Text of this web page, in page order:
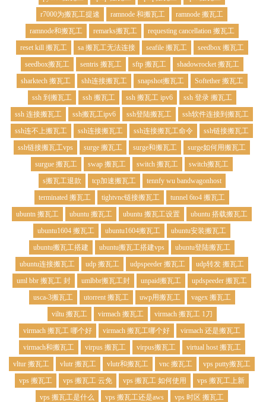
r7000为搬瓦工提速
ramnode 和搬瓦工
ramnode 搬瓦工
ramnode和搬瓦工
remarks搬瓦工
requesting cancellation 搬瓦工
reset kill 搬瓦工
sa 搬瓦工无法连接 seafile 搬瓦工
seedbox 搬瓦工
seedbox搬瓦工
sentris 搬瓦工 sftp 搬瓦工
shadowrocket 搬瓦工
sharktech 搬瓦工
shh连接搬瓦工 snapshot搬瓦工
Softether 搬瓦工
ssh 到搬瓦工
ssh 搬瓦工 ssh 搬瓦工 ipv6
ssh 登录 搬瓦工
ssh 连接搬瓦工
ssh搬瓦工ipv6 ssh登陆搬瓦工
ssh软件连接到搬瓦工
ssh连不上搬瓦工
ssh连接搬瓦工 ssh连接搬瓦工命令
ssh链接搬瓦工
ssh链接搬瓦工vps
surge 搬瓦工 surge和搬瓦工
surge如何用搬瓦工
surgue 搬瓦工
swap 搬瓦工 switch 搬瓦工
switch搬瓦工
s搬瓦工退款
tcp加速搬瓦工
tennfy wu bandwagonhost
terminated 搬瓦工
tightvnc链接搬瓦工
tunnel 6to4 搬瓦工
ubuntn 搬瓦工
ubuntu 搬瓦工 ubuntu 搬瓦工设置
ubuntu 搭载搬瓦工
ubuntu1604 搬瓦工
ubuntu1604搬瓦工
ubuntu安装搬瓦工
ubuntu搬瓦工搭建
ubuntu搬瓦工搭建vps
ubuntu登陆搬瓦工
ubuntu连接搬瓦工
udp 搬瓦工 udpspeeder 搬瓦工
udp转发 搬瓦工
uml bbr 搬瓦工 封
umlbbr搬瓦工封 unpaid搬瓦工
updspeeder 搬瓦工
usca-3搬瓦工
utorrent 搬瓦工 uwp用搬瓦工
vagex 搬瓦工
viltu 搬瓦工
virmach 搬瓦工
virmach 搬瓦工 1刀
virmach 搬瓦工 哪个好
virmach 搬瓦工哪个好
virmach 还是搬瓦工
virmach和搬瓦工
virpus 搬瓦工 virpus搬瓦工
virtual host 搬瓦工
vltur 搬瓦工
vlutr 搬瓦工 vlutr和搬瓦工 vnc 搬瓦工
vps putty搬瓦工
vps 搬瓦工
vps 搬瓦工 云免 vps 搬瓦工 如何使用
vps 搬瓦工上新
vps 搬瓦工是什么
vps 搬瓦工还是aws
vps 时区 搬瓦工